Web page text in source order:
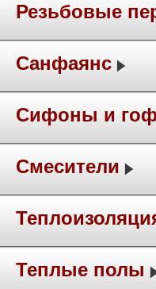
Резьбовые
Санфаянс
Сифоны и
Смесители
Теплые полы